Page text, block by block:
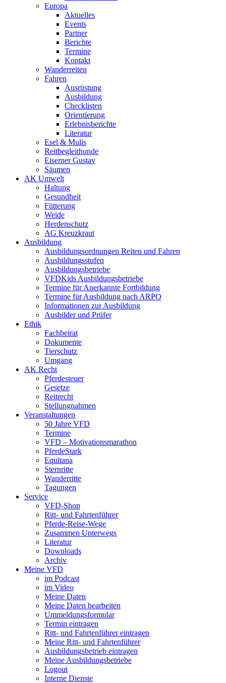
Europa
Aktuelles
Events
Partner
Berichte
Termine
Kontakt
Wanderreiten
Fahren
Ausrüstung
Ausbildung
Checklisten
Orientierung
Erlebnisberichte
Literatur
Esel & Mulis
Reitbegleithunde
Eiserner Gustav
Säumen
AK Umwelt
Haltung
Gesundheit
Fütterung
Weide
Herdenschutz
AG Kreuzkraut
Ausbildung
Ausbildungsordnungen Reiten und Fahren
Ausbildungsstufen
Ausbildungsbetriebe
VFDKids Ausbildungsbetriebe
Termine für Anerkannte Fortbildung
Termine für Ausbildung nach ARPO
Informationen zur Ausbildung
Ausbilder und Prüfer
Ethik
Fachbeirat
Dokumente
Tierschutz
Umgang
AK Recht
Pferdesteuer
Gesetze
Reitrecht
Stellungnahmen
Veranstaltungen
50 Jahre VFD
Termine
VFD – Motivationsmarathon
PferdeStark
Equitana
Sternritte
Wanderritte
Tagungen
Service
VFD-Shop
Ritt- und Fahrtenführer
Pferde-Reise-Wege
Zusammen Unterwegs
Literatur
Downloads
Archiv
Meine VFD
im Podcast
im Video
Meine Daten
Meine Daten bearbeiten
Ummeldungsformular
Termin eintragen
Ritt- und Fahrtenführer eintragen
Meine Ritt- und Fahrtenführer
Ausbildungsbetrieb eintragen
Meine Ausbildungsbetriebe
Logout
Interne Dienste